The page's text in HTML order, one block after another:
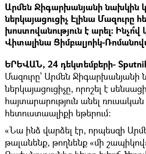
Արմեն Ջիգարխանյանի նախկին
ներկայացուցիչ Էլինա Մազուրը
խոստովանություն է արել:
Վիտալինա Ցիմբալյոիկ-
ԵՐԵՎԱՆ, 24 դեկտեմբերի-
Մազուրը՝ Արմեն Ջիգարխանյանի
ներկայացուցիչը, որոշել է
հայտարարություն անել ռուսական
հետուստաալիքի եթերում:
«Նա ինձ վարձել էր, որպեսզի
թալանենք, թողնենք «մի